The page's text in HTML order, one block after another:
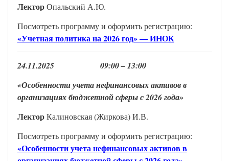
ЛекторОпальский А.Ю.
Посмотреть программу и оформить регистрацию:
«Учетная политика на 2026 год» — ИНОК
24.11.2025 09:00 –13:00
«Особенности учета нефинансовых активов в
организациях бюджетной сферы с 2026 года»
ЛекторКалиновская (Жиркова) И.В.
Посмотреть программу и оформить регистрацию:
«Особенности учета нефинансовых активов в